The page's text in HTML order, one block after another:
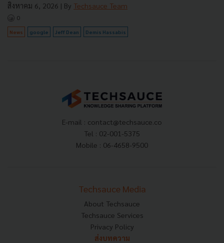
สิงหาคม 6, 2026 | By Techsauce Team
0
News google Jeff Dean Demis Hassabis
E-mail : contact@techsauce.co
Tel : 02-001-5375
Mobile : 06-4658-9500
Techsauce Media
About Techsauce
Techsauce Services
Privacy Policy
ส่งบทความ